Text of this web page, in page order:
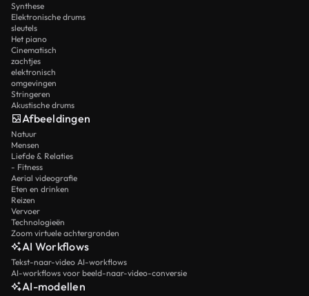
Synthese
Elektronische drums
sleutels
Het piano
Cinematisch
zachtjes
elektronisch
omgevingen
Stringeren
Akustische drums
Afbeeldingen
Natuur
Mensen
Liefde & Relaties
- Fitness
Aerial videografie
Eten en drinken
Reizen
Vervoer
Technologieën
Zoom virtuele achtergronden
AI Workflows
Tekst-naar-video AI-workflows
AI-workflows voor beeld-naar-video-conversie
AI-modellen